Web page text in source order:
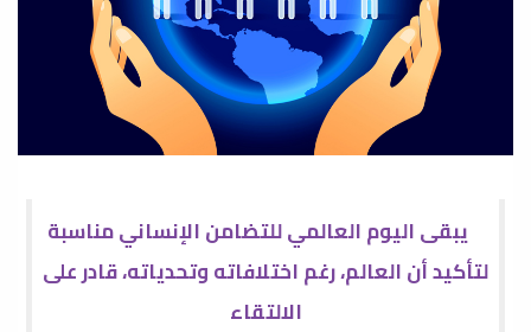
يبقى اليوم العالمي للتضامن الإنساني مناسبة
لتأكيد أن العالم، رغم اختلافاته وتحدياته، قادر على
الالتقاء